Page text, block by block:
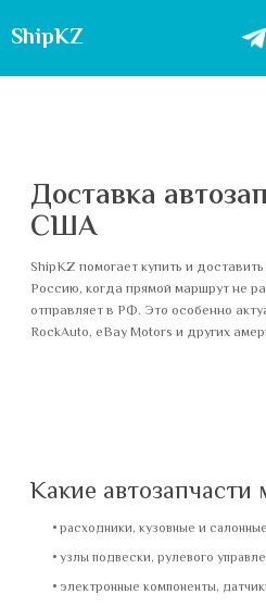
ShipKZ
Доставка
США
ShipKZ помогает купить и
Россию, когда прямой маршрут не
отправляет в РФ. Это особенно
RockAuto, eBay Motors и других
Какие
расходники, кузовные и
узлы подвески, рулевого
электронные компоненты,